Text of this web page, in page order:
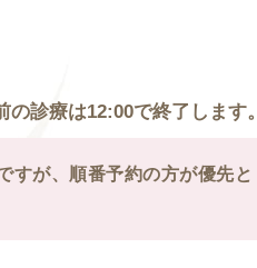
診療は12:00で終了します。
すが、順番予約の方が優先と